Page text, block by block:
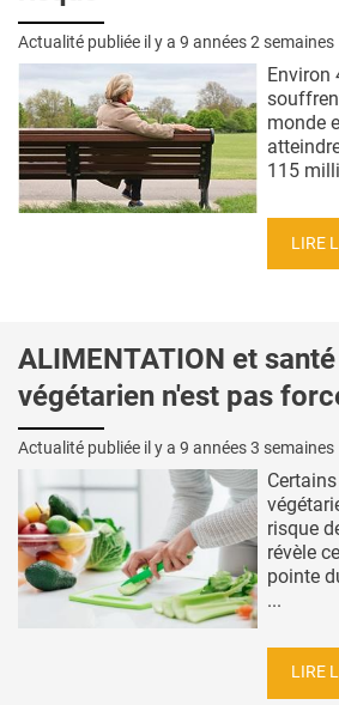
Actualité publiée il y a 9 années 2 semaines
Environ
monde
115
LIRE
ALIMENTATION et
végétarien n'est pas
Actualité publiée il y a 9 années 3 semaines
risque
révèle
pointe
...
LIRE